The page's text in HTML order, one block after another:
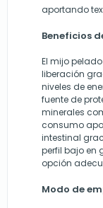
aportando
Beneficios
El mijo
liberación
niveles de
fuente de
minerales
consumo
intestinal
perfil bajo en
opción
Modo de